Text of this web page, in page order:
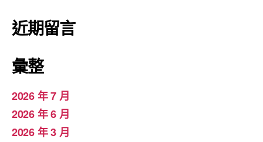
近期留言
彙整
2026 年 7 月
2026 年 6 月
2026 年 3 月